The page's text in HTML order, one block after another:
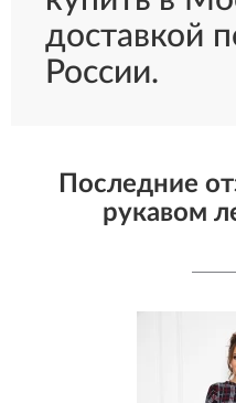
доставкой
России.
Последние
рукавом